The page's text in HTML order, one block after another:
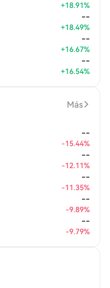
+18.91%
--
+18.49%
--
+16.67%
--
+16.54%
Más
--
-15.44%
--
-12.11%
--
-11.35%
--
-9.89%
--
-9.79%